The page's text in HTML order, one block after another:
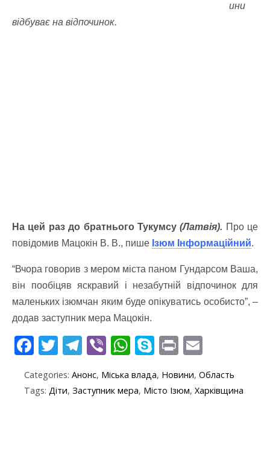
ини
відбуває на відпочинок.
На цей раз до братнього Тукумсу(Латвія). Про це
повідомив Мацокін В. В., пише Ізюм Інформаційний.
“Вчора говорив з мером міста паном Гундарсом Ваша,
він пообіцяв яскравий і незабутній відпочинок для
маленьких ізюмчан яким буде опікуватись особисто”, –
додав заступник мера Мацокін.
F
e
b
T
itt
er
T
e
gr
Vi
er
W
at
s
S
y
Pr
t
m
ai
l
Categories: Анонс, Міська влада, Новини, Область
Tags: Діти, Заступник мера, Місто Ізюм, Харківщина